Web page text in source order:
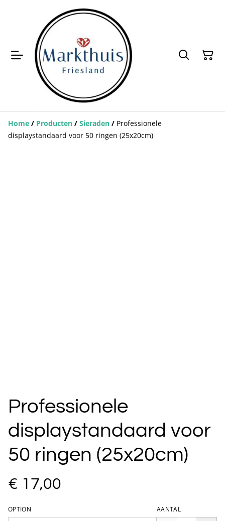
Home / Producten / Sieraden / Professionele
displaystandaard voor 50 ringen (25x20cm)
Professionele
displaystandaard voor
50 ringen (25x20cm)
€ 17,00
OPTION AANTAL